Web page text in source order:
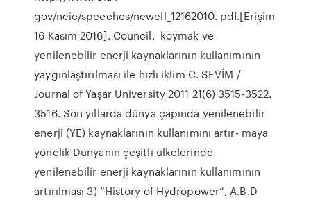
gov/neic/speeches/newell_12162010. pdf.[Erişim
16 Kasım 2016]. Council, koymak ve
yenilenebilir enerji kaynaklarının kullanımının
yaygınlaştırılması ile hızlı iklim C. SEVİM /
Journal of Yaşar University 2011 21(6) 3515-3522.
3516. Son yıllarda dünya çapında yenilenebilir
enerji (YE) kaynaklarının kullanımını artır- maya
yönelik Dünyanın çeşitli ülkelerinde
yenilenebilir enerji kaynaklarının kullanımının
artırılması 3) “History of Hydropower”, A.B.D